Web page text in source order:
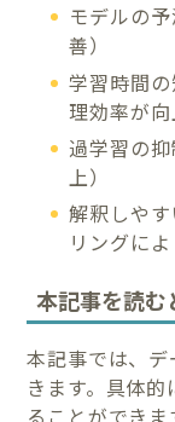
モデルの
善）
学習時間
理効率が向
過学習の
上）
解釈しや
リングによ
本記事を読む
本記事では、
きます。具体